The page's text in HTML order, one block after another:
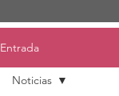
Entrada
Noticias